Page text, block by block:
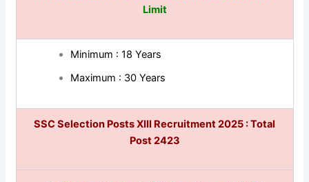
Limit
Minimum : 18 Years
Maximum : 30 Years
SSC Selection Posts XIII Recruitment 2025 : Total
Post 2423